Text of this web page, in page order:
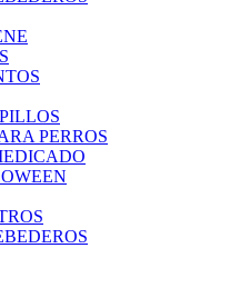
PERROS